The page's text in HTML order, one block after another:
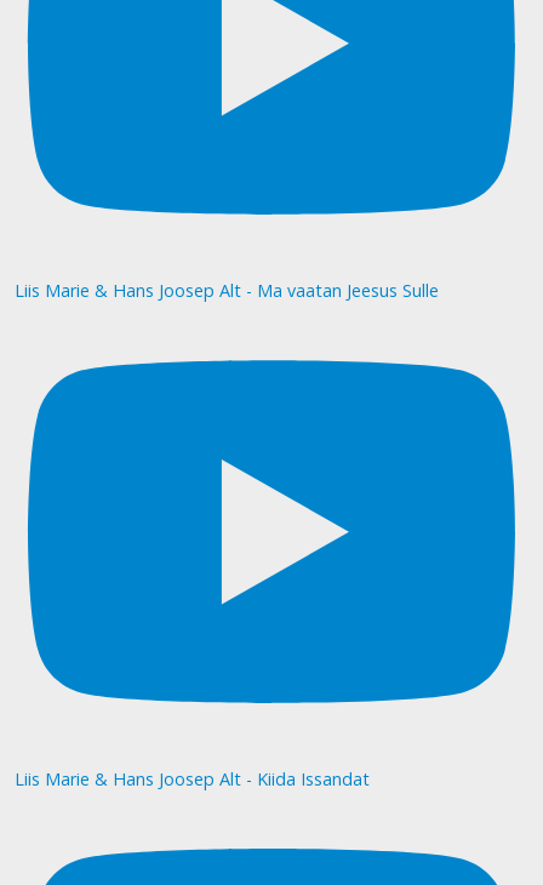
Liis Marie & Hans Joosep Alt - Ma vaatan Jeesus Sulle
Liis Marie & Hans Joosep Alt - Kiida Issandat